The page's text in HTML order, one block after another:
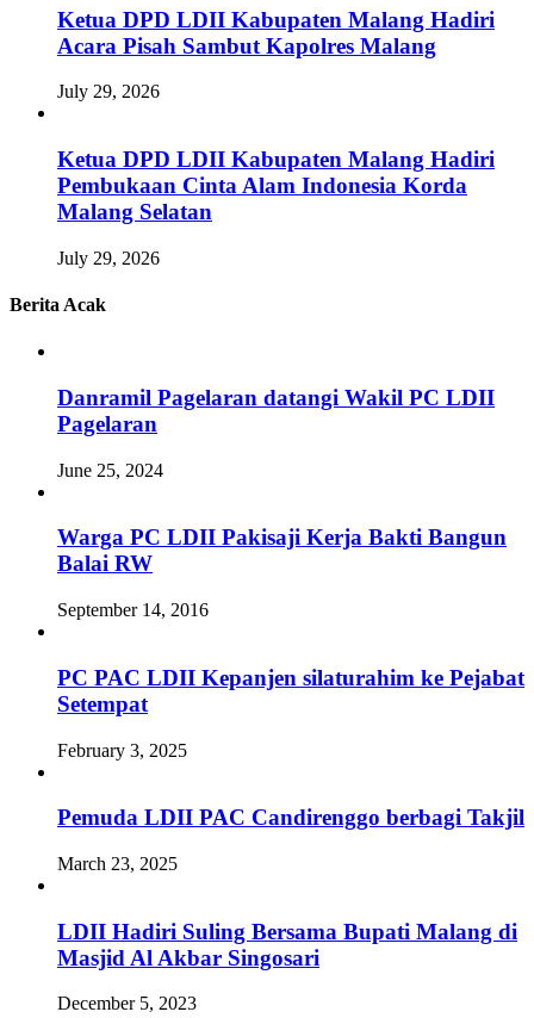
Ketua DPD LDII Kabupaten Malang Hadiri
Acara Pisah Sambut Kapolres Malang
July 29, 2026
Ketua DPD LDII Kabupaten Malang Hadiri
Pembukaan Cinta Alam Indonesia Korda
Malang Selatan
July 29, 2026
Berita Acak
Danramil Pagelaran datangi Wakil PC LDII
Pagelaran
June 25, 2024
Warga PC LDII Pakisaji Kerja Bakti Bangun
Balai RW
September 14, 2016
PC PAC LDII Kepanjen silaturahim ke Pejabat
Setempat
February 3, 2025
Pemuda LDII PAC Candirenggo berbagi Takjil
March 23, 2025
LDII Hadiri Suling Bersama Bupati Malang di
Masjid Al Akbar Singosari
December 5, 2023